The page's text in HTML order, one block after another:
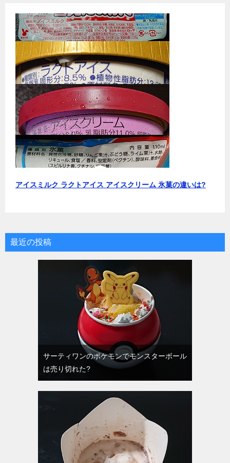
アイスミルク ラクトアイス アイスクリーム 氷菓の違いは?
最近の投稿
サーティワンのポケモンでモンスターボール
は売り切れた?